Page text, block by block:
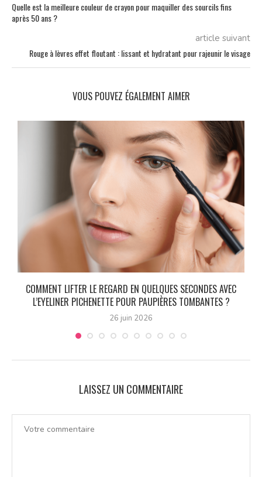
Quelle est la meilleure couleur de crayon pour maquiller des sourcils fins
après 50 ans ?
article suivant
Rouge à lèvres effet floutant : lissant et hydratant pour rajeunir le visage
VOUS POUVEZ ÉGALEMENT AIMER
COMMENT LIFTER LE REGARD EN QUELQUES SECONDES AVEC
L’EYELINER PICHENETTE POUR PAUPIÈRES TOMBANTES ?
26 juin 2026
LAISSEZ UN COMMENTAIRE